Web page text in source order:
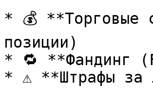
* 💰 **Торговые
позиции)
* 🔁 **Фандинг
* ⚠️ **Штрафы за